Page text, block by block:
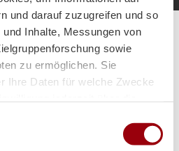
und darauf zuzugreifen und so
Inhalte, Messungen von
sowie
zu ermöglichen. Sie
Ihre Daten für welche Zwecke
widerrufen
Honamas live und kostenfrei